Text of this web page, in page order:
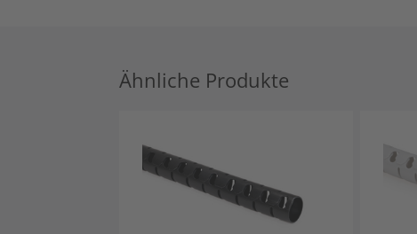
Ähnliche Produkte